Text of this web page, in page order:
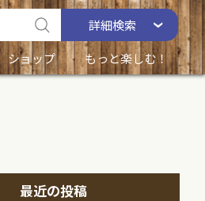
詳細検索
ショップ もっと楽しむ！
最近の投稿